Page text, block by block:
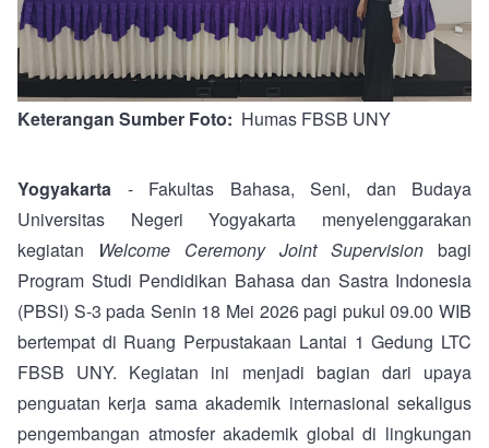
Keterangan Sumber Foto Humas FBSB UNY
Yogyakarta - Fakultas Bahasa, Seni, dan Budaya
Universitas Negeri Yogyakarta menyelenggarakan
kegiatan Welcome Ceremony Joint Supervision bagi
Program Studi Pendidikan Bahasa dan Sastra Indonesia
(PBSI) S-3 pada Senin 18 Mei 2026 pagi pukul 09.00 WIB
bertempat di Ruang Perpustakaan Lantai 1 Gedung LTC
FBSB UNY. Kegiatan ini menjadi bagian dari upaya
penguatan kerja sama akademik internasional sekaligus
pengembangan atmosfer akademik global di lingkungan